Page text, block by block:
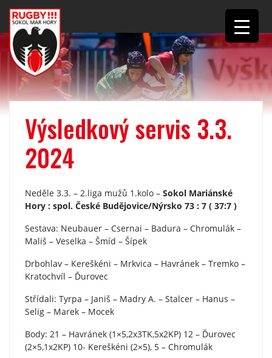
Výsledkový servis 3.3.
2024
Neděle 3.3. – 2.liga mužů 1.kolo – Sokol Mariánské
Hory : spol. České Budějovice/Nýrsko 73 : 7 ( 37:7 )
Sestava: Neubauer – Csernai – Badura – Chromulák –
Mališ – Veselka – Šmíd – Šípek
Drbohlav – Kereškéni – Mrkvica – Havránek – Tremko –
Kratochvíl – Ďurovec
Střídali: Tyrpa – Janiš – Madry A. – Stalcer – Hanus –
Selig – Marek – Mocek
Body: 21 – Havránek (1×5,2x3TK,5x2KP) 12 – Ďurovec
(2×5,1x2KP) 10- Kereškéni (2×5), 5 – Chromulák